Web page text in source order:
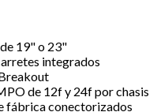
19" o 23"
integrados
de 12f y 24f por chasis
fábrica conectorizados